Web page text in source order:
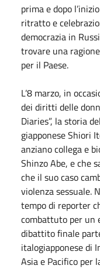
prima e dopo
ritratto e
democrazia in
trovare una
per il Paese.
L’8 marzo, in
dei diritti delle
Diaries”, la storia
giapponese Shiori
anziano collega e
Shinzo Abe, e che
che il suo caso
violenza sessuale.
tempo di reporter
combattuto per un
dibattito finale
italogiapponese di
Asia e Pacifico per